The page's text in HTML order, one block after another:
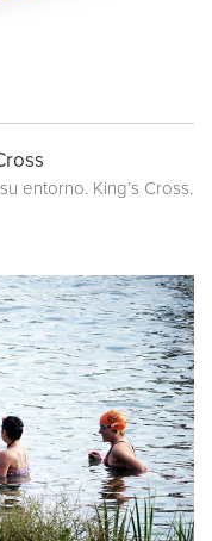
entorno. King’s Cross.